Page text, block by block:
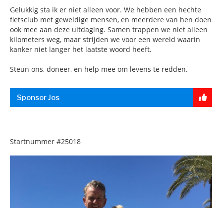
Gelukkig sta ik er niet alleen voor. We hebben een hechte
fietsclub met geweldige mensen, en meerdere van hen doen
ook mee aan deze uitdaging. Samen trappen we niet alleen
kilometers weg, maar strijden we voor een wereld waarin
kanker niet langer het laatste woord heeft.
Steun ons, doneer, en help mee om levens te redden.
Sponsor Jos
Startnummer #25018